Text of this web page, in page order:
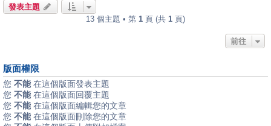
發表主題
13 個主題 • 第 1 頁 (共 1 頁)
前往
版面權限
您 不能在這個版面發表主題
您 不能在這個版面回覆主題
您 不能在這個版面編輯您的文章
您 不能在這個版面刪除您的文章